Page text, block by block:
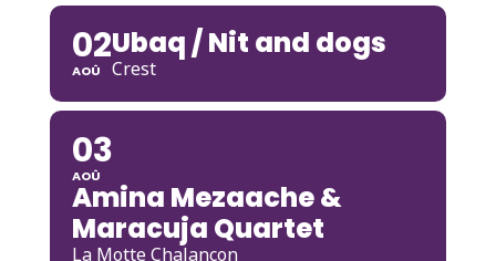
02
AOÛ
Ubaq / Nit and dogs
Crest
03
AOÛ
Amina Mezaache &
Maracuja Quartet
La Motte Chalancon